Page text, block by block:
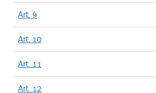
Art. 9
Art. 10
Art. 11
Art. 12